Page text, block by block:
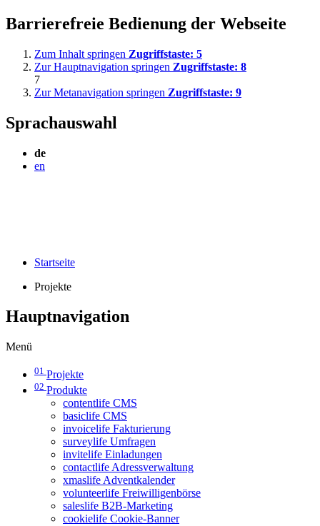
Barrierefreie Bedienung der Webseite
Zum Inhalt springen Zugriffstaste: 5
Zur Hauptnavigation springen Zugriffstaste: 8
7
Zur Metanavigation springen Zugriffstaste: 9
Sprachauswahl
de
en
Startseite
Projekte
Hauptnavigation
Menü
01 Projekte
02 Produkte
contentlife CMS
basiclife CMS
invoicelife Fakturierung
surveylife Umfragen
invitelife Einladungen
contactlife Adressverwaltung
xmaslife Adventkalender
volunteerlife Freiwilligenbörse
saleslife B2B-Marketing
cookielife Cookie-Banner